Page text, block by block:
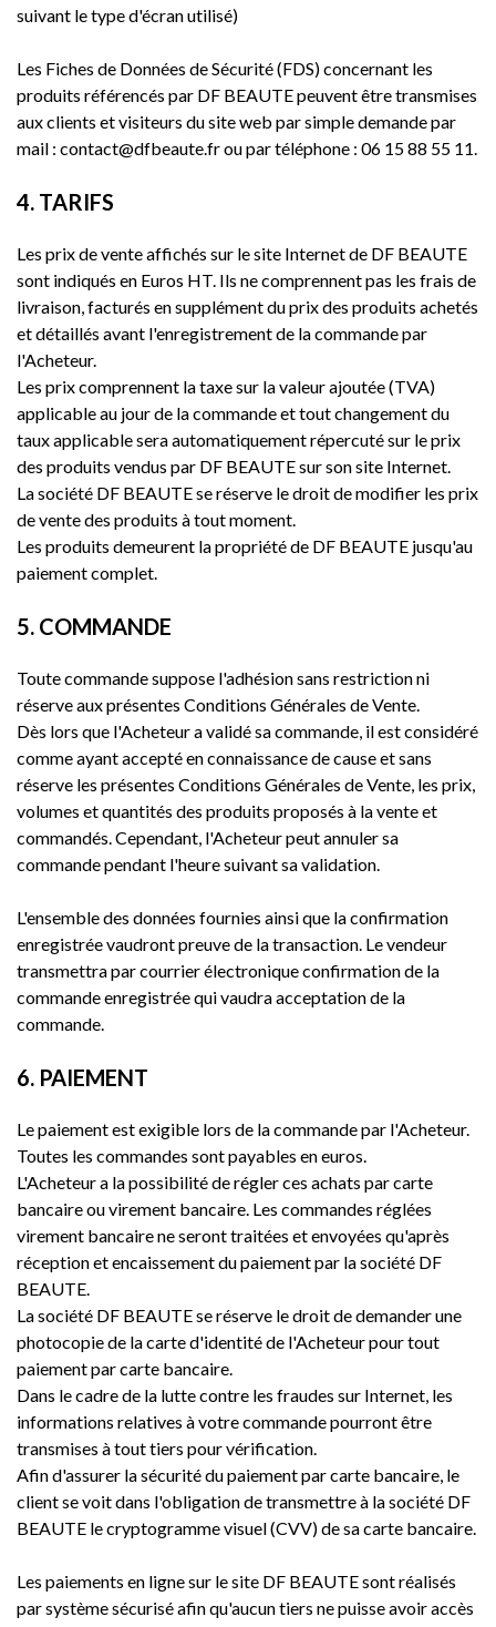
suivant le type d'écran utilisé)
Les Fiches de Données de Sécurité (FDS) concernant les
produits référencés par DF BEAUTE peuvent être transmises
aux clients et visiteurs du site web par simple demande par
mail : contact@dfbeaute.fr ou par téléphone : 06 15 88 55 11.
4. TARIFS
Les prix de vente affichés sur le site Internet de DF BEAUTE
sont indiqués en Euros HT. Ils ne comprennent pas les frais de
livraison, facturés en supplément du prix des produits achetés
et détaillés avant l'enregistrement de la commande par
l'Acheteur.
Les prix comprennent la taxe sur la valeur ajoutée (TVA)
applicable au jour de la commande et tout changement du
taux applicable sera automatiquement répercuté sur le prix
des produits vendus par DF BEAUTE sur son site Internet.
La société DF BEAUTE se réserve le droit de modifier les prix
de vente des produits à tout moment.
Les produits demeurent la propriété de DF BEAUTE jusqu'au
paiement complet.
5. COMMANDE
Toute commande suppose l'adhésion sans restriction ni
réserve aux présentes Conditions Générales de Vente.
Dès lors que l'Acheteur a validé sa commande, il est considéré
comme ayant accepté en connaissance de cause et sans
réserve les présentes Conditions Générales de Vente, les prix,
volumes et quantités des produits proposés à la vente et
commandés. Cependant, l'Acheteur peut annuler sa
commande pendant l'heure suivant sa validation.
L'ensemble des données fournies ainsi que la confirmation
enregistrée vaudront preuve de la transaction. Le vendeur
transmettra par courrier électronique confirmation de la
commande enregistrée qui vaudra acceptation de la
commande.
6. PAIEMENT
Le paiement est exigible lors de la commande par l'Acheteur.
Toutes les commandes sont payables en euros.
L'Acheteur a la possibilité de régler ces achats par carte
bancaire ou virement bancaire. Les commandes réglées
virement bancaire ne seront traitées et envoyées qu'après
réception et encaissement du paiement par la société DF
BEAUTE.
La société DF BEAUTE se réserve le droit de demander une
photocopie de la carte d'identité de l'Acheteur pour tout
paiement par carte bancaire.
Dans le cadre de la lutte contre les fraudes sur Internet, les
informations relatives à votre commande pourront être
transmises à tout tiers pour vérification.
Afin d'assurer la sécurité du paiement par carte bancaire, le
client se voit dans l'obligation de transmettre à la société DF
BEAUTE le cryptogramme visuel (CVV) de sa carte bancaire.
Les paiements en ligne sur le site DF BEAUTE sont réalisés
par système sécurisé afin qu'aucun tiers ne puisse avoir accès